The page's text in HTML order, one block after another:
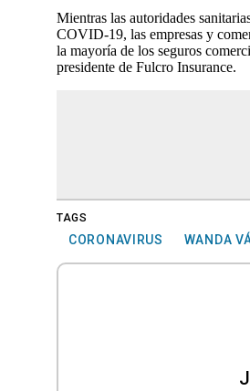
Mientras las autoridades
COVID-19, las empresas y
la mayoría de los seguros
presidente de Fulcro Insurance.
TAGS
CORONAVIRUS WANDA